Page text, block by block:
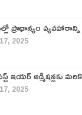
ప్రాధాన్యం
2025
ఇయర్‌ అడ్మిషన్లకు
2025